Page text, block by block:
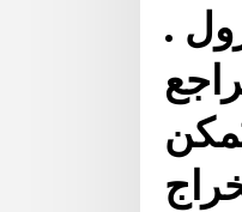
.